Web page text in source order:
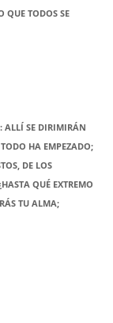
QUE TODOS SE
ALLÍ SE DIRIMIRÁN
HA EMPEZADO;
DE LOS
QUÉ EXTREMO
TU ALMA;